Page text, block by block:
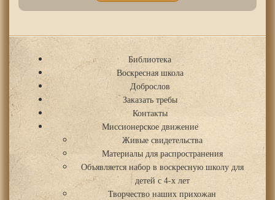
Библиотека
Воскресная школа
Доброслов
Заказать требы
Контакты
Миссионерское движение
Живые свидетельства
Материалы для распространения
Объявляется набор в воскресную школу для
детей с 4-х лет
Творчество наших прихожан